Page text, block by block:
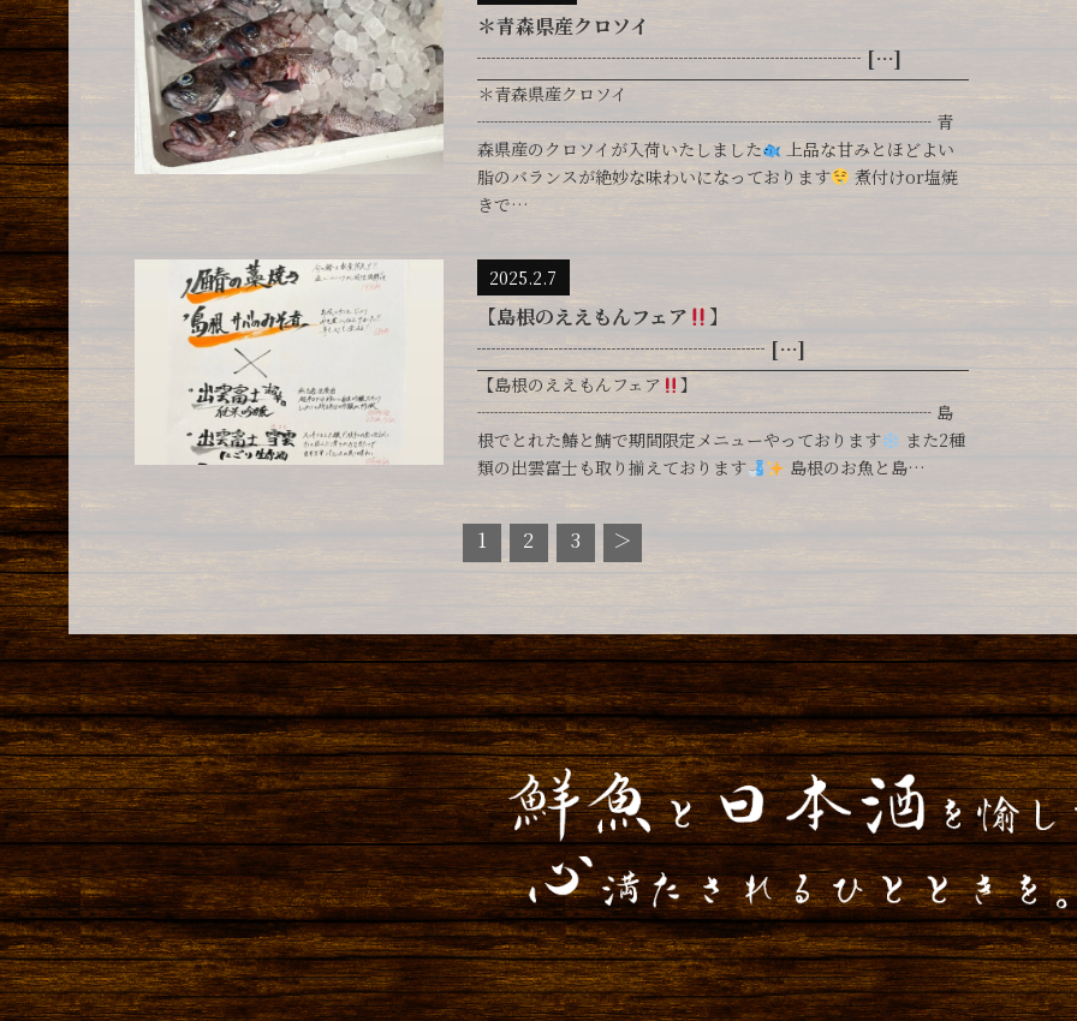
＊青森県産クロソイ
┈┈┈┈┈┈┈┈┈┈┈┈┈┈┈┈┈┈┈┈ […]
＊青森県産クロソイ
┈┈┈┈┈┈┈┈┈┈┈┈┈┈┈┈┈┈┈┈┈┈┈┈┈┈┈ 青
森県産のクロソイが入荷いたしました
上品な甘みとほどよい
脂のバランスが絶妙な味わいになっております
煮付けor塩焼
きで…
2025.2.7
【島根のええもんフェア
】
┈┈┈┈┈┈┈┈┈┈┈┈┈┈┈ […]
【島根のええもんフェア
】
┈┈┈┈┈┈┈┈┈┈┈┈┈┈┈┈┈┈┈┈┈┈┈┈┈┈┈ 島
根でとれた鰆と鯖で期間限定メニューやっております
また2種
類の出雲富士も取り揃えております
島根のお魚と島…
1 2 3 ＞